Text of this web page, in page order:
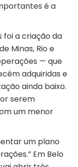
é a
foi a criação da
Minas, Rio e
— que
adquiridas e
ainda baixo.
serem
um menor
um plano
Em Belo